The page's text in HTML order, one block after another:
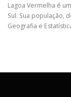
Lagoa Vermelha é
Sul. Sua população,
Geografia e